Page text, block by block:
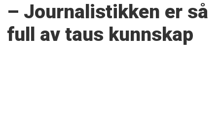
– Journalistikken er så
full av taus kunnskap